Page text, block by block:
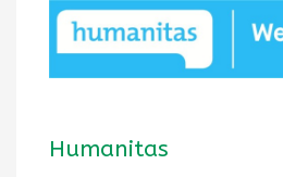
Humanitas